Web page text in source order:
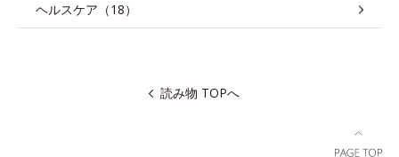
ヘルスケア（18）
読み物 TOPへ